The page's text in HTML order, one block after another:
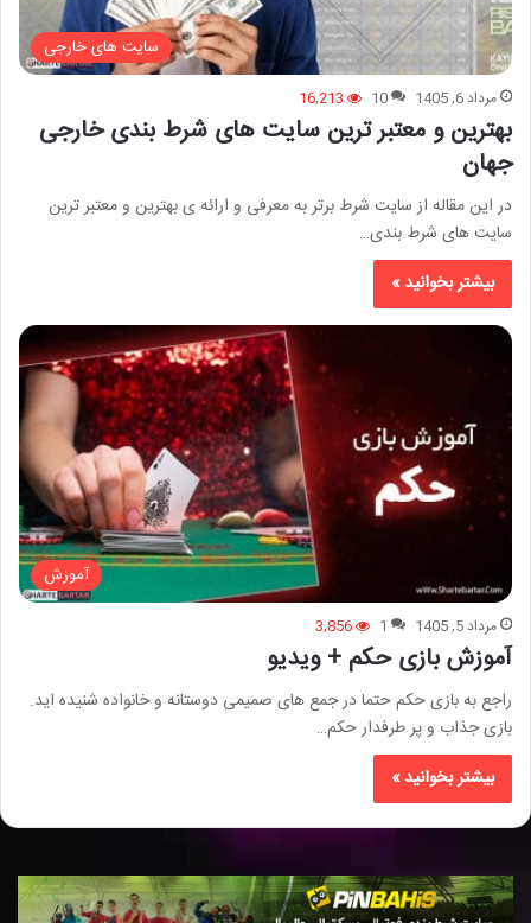
سایت های خارجی
مرداد 6, 1405 10
16,213
بهترین و معتبر ترین سایت های شرط بندی خارجی
جهان
در این مقاله از سایت شرط برتر به معرفی و ارائه ی بهترین و معتبر ترین
سایت های شرط بندی…
بیشتر بخوانید »
آموزش
مرداد 5, 1405 1
3,856
آموزش بازی حکم + ویدیو
راجع به بازی حکم حتما در جمع های صمیمی دوستانه و خانواده شنیده اید.
بازی جذاب و پر طرفدار حکم…
بیشتر بخوانید »